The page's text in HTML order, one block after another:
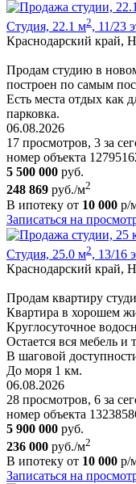
Студия, 22.1 м2, 11/23
Краснодарский край,
Продам студию в
построен по самым
Есть места отдых как
парковка.
06.08.2026
17 просмотров, 3 за
номер объекта
5 500 000 руб.
248 869 руб./м2
В ипотеку от 10 000 р/
Записаться на
Студия, 25.0 м2, 13/16
Краснодарский край,
Продам квартиру
Квартира в хорошем
Круглосуточное
Остается вся мебель и
В шаговой
До моря 1 км.
06.08.2026
28 просмотров, 6 за
номер объекта
5 900 000 руб.
236 000 руб./м2
В ипотеку от 10 000 р/
Записаться на